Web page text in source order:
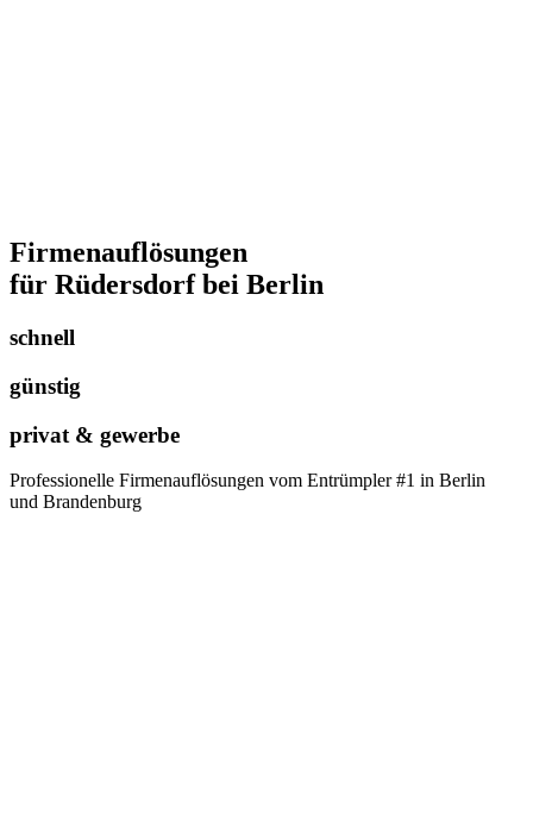
Firmenauflösungen
für Rüdersdorf bei Berlin
schnell
günstig
privat & gewerbe
Professionelle Firmenauflösungen vom Entrümpler #1 in Berlin
und Brandenburg